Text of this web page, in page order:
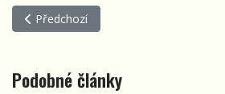
Předchozí článek: Olin Nejezchleba "60"
Předchozí
Podobné články